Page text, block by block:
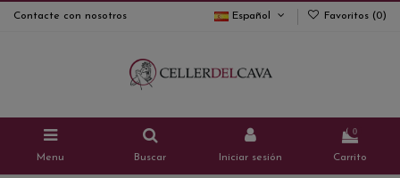
Contacte con nosotros Español Favoritos (0)
Menu Buscar Iniciar sesión
0
Carrito